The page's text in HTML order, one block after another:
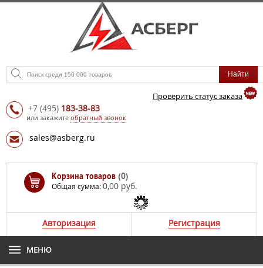
Проверить статус заказа
+7 (495) 183-38-83
или закажите обратный звонок
sales@asberg.ru
Корзина товаров (0)
Общая сумма:0,00 руб.
Авторизация Регистрация
МЕНЮ